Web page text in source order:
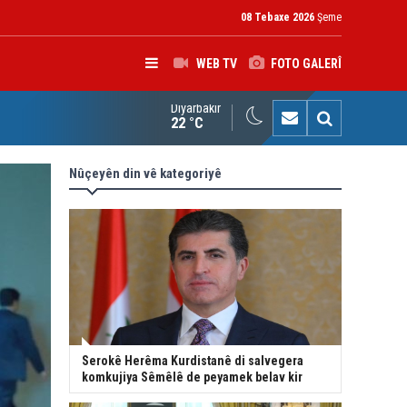
08 Tebaxe 2026 Şeme
WEB TV FOTO GALERÎ
navendeke Amerîkayê: Pêşmerge hevparekî girîng e û
Diyarbakır
22 °C
Nûçeyên din vê kategoriyê
Serokê Herêma Kurdistanê di salvegera
komkujiya Sêmêlê de peyamek belav kir